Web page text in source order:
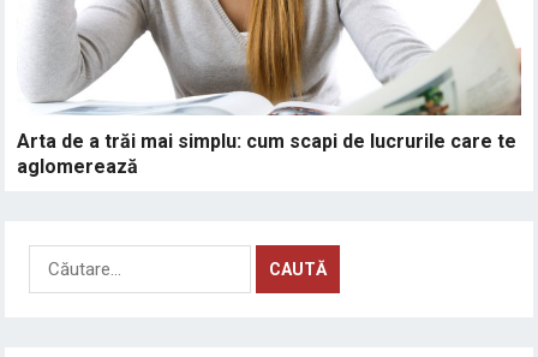
Arta de a trăi mai simplu: cum scapi de lucrurile care te
aglomerează
Caută